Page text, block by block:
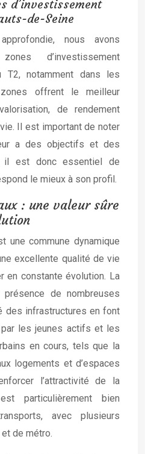
d’investissement
de-Seine
nous avons
d’investissement
notamment dans les
zones offrent le meilleur
de rendement
Il est important de noter
a des objectifs et des
il est donc essentiel de
le mieux à son profil.
: une valeur sûre
une commune dynamique
excellente qualité de vie
en constante évolution. La
de nombreuses
des infrastructures en font
les jeunes actifs et les
en cours, tels que la
logements et d’espaces
l’attractivité de la
particulièrement bien
avec plusieurs
de métro.